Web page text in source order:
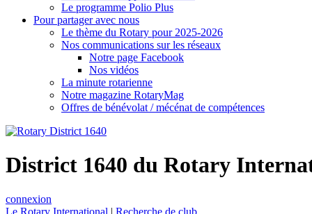
Le programme Polio Plus
Pour partager avec nous
Le thème du Rotary pour 2025-2026
Nos communications sur les réseaux
Notre page Facebook
Nos vidéos
La minute rotarienne
Notre magazine RotaryMag
Offres de bénévolat / mécénat de compétences
District 1640 du Rotary
connexion
Le Rotary International | Recherche de club